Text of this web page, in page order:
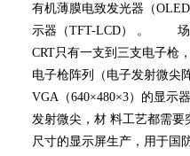
有机薄膜电致发光器（OLED
示器（TFT-LCD） 。 场发
CRT只有一支到三支电子枪
电子枪阵列（电子发射微尖
VGA （640×480×3）的显示
发射微尖，材 料工艺都需
尺寸的显示屏生产，用于国